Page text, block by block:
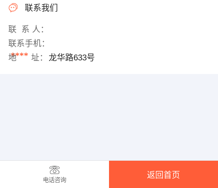
联系我们
联 系 人：
联系手机：
****
地 址： 龙华路633号
电话咨询
返回首页